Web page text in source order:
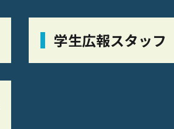
学生広報スタッフ